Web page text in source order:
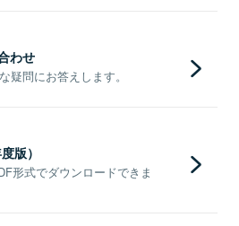
わせ
疑問にお答えします。
版）
形式でダウンロードできま